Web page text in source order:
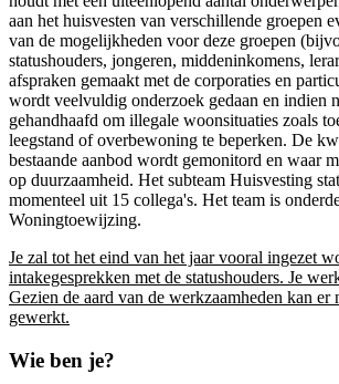
aan het huisvesten van verschillende groepen
van de mogelijkheden voor deze groepen
statushouders, jongeren, middeninkomens,
afspraken gemaakt met de corporaties en
wordt veelvuldig onderzoek gedaan en indien
gehandhaafd om illegale woonsituaties zoals
leegstand of overbewoning te beperken. De
bestaande aanbod wordt gemonitord en waar
op duurzaamheid. Het subteam Huisvesting
momenteel uit 15 collega's. Het team is
Woningtoewijzing.
Je zal tot het eind van het jaar vooral ingezet
intakegesprekken met de statushouders. Je
Gezien de aard van de werkzaamheden kan er
gewerkt.
Wie ben je?